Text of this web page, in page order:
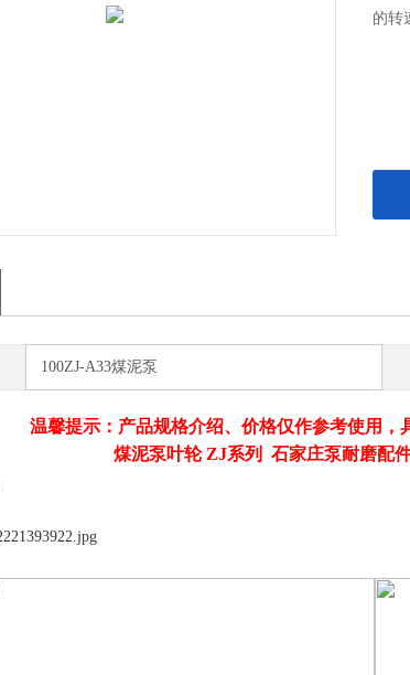
的转
100ZJ-A33煤泥泵
温馨提示：产品规格介绍、价格仅作参考使用，
煤泥泵叶轮 ZJ系列 石家庄泵耐磨配